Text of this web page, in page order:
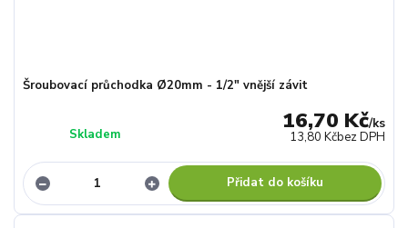
Šroubovací průchodka Ø20mm - 1/2" vnější závit
16,70 Kč/ks
13,80 Kčbez DPH
Skladem
Přidat do košíku